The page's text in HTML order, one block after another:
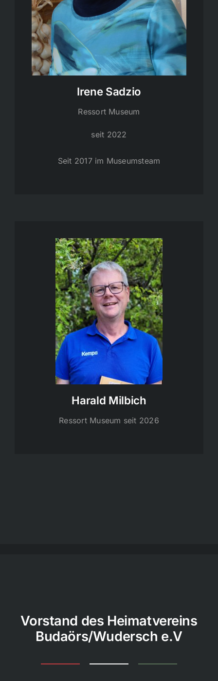
Irene Sadzio
Ressort Museum
seit 2022
Seit 2017 im Museumsteam
Harald Milbich
Ressort Museum seit 2026
Vorstand des Heimatvereins
Budaörs/Wudersch e.V